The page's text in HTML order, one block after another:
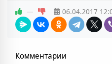
— 06.04.2017
Комментарии